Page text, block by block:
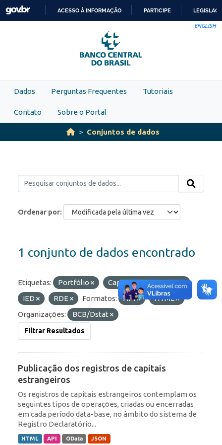
Skip to main content
PARA
O
CONTEÚDO
ACESSO À INFORMAÇÃO PARTICIPE
ENGLISH
Dados Perguntas Frequentes Tutoriais
Contato Sobre o Portal
Conjuntos de dados
Ordenar por
1 conjunto de dados encontrado
Etiquetas: Portfólio
Capitais Estrangeiros
IED
RDE Formatos: API
HTML
Organizações:
BCB/Dstat
Filtrar Resultados
Publicação dos registros de capitais
estrangeiros
Os registros de capitais estrangeiros contemplam os
seguintes tipos de operações, criadas ou encerradas
em cada período data-base, no âmbito do sistema de
Registro Declaratório...
HTML API OData JSON